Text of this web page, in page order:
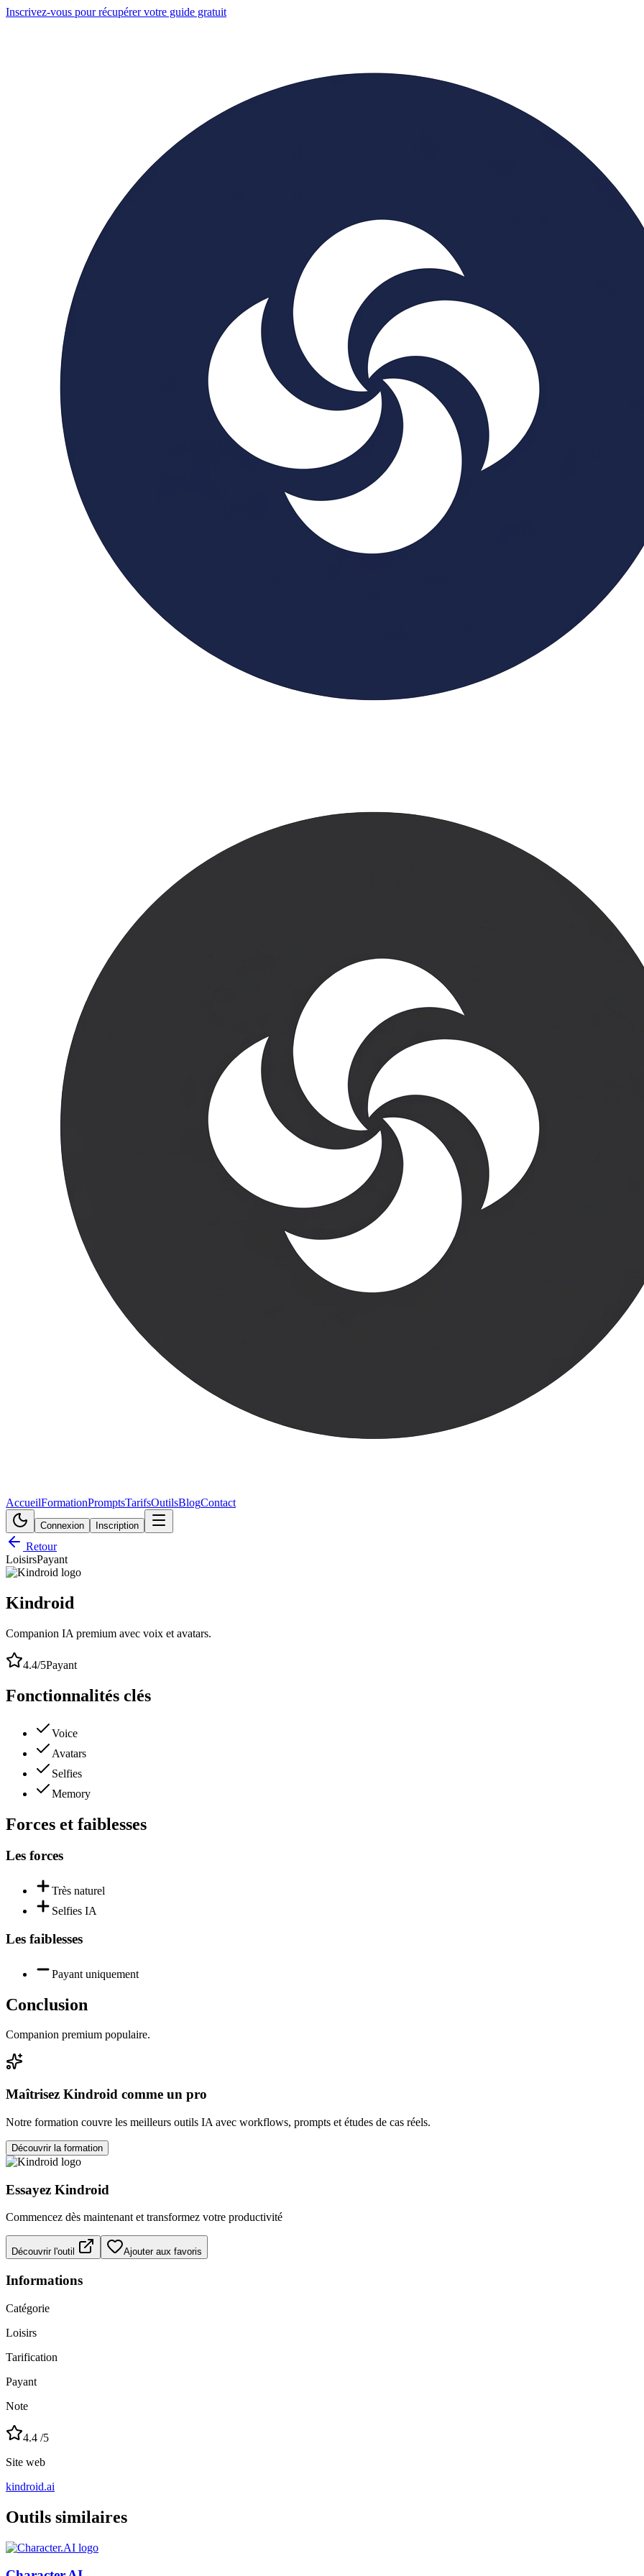
Inscrivez-vous pour récupérer votre guide gratuit
AccueilFormationPromptsTarifsOutilsBlogContact
Connexion Inscription
Retour
LoisirsPayant
Kindroid
Companion IA premium avec voix et avatars.
4.4/5Payant
Fonctionnalités clés
Voice
Avatars
Selfies
Memory
Forces et faiblesses
Les forces
Très naturel
Selfies IA
Les faiblesses
Payant uniquement
Conclusion
Companion premium populaire.
Maîtrisez Kindroid comme un pro
Notre formation couvre les meilleurs outils IA avec workflows, prompts et études de cas réels.
Découvrir la formation
Essayez Kindroid
Commencez dès maintenant et transformez votre productivité
Découvrir l'outil Ajouter aux favoris
Informations
Catégorie
Loisirs
Tarification
Payant
Note
4.4 /5
Site web
kindroid.ai
Outils similaires